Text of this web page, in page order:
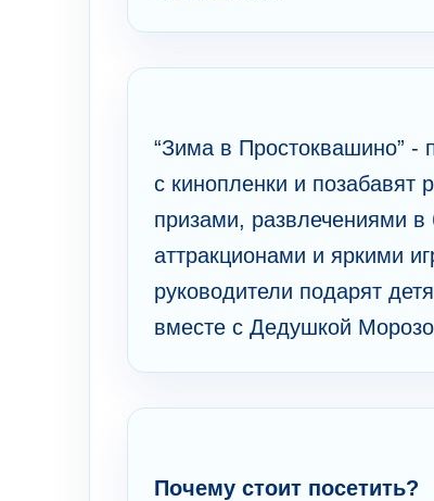
“Зима в Простоквашино” -
с кинопленки и позабавят
призами, развлечениями в
аттракционами и яркими
руководители подарят
вместе с Дедушкой
Почему стоит посетить?